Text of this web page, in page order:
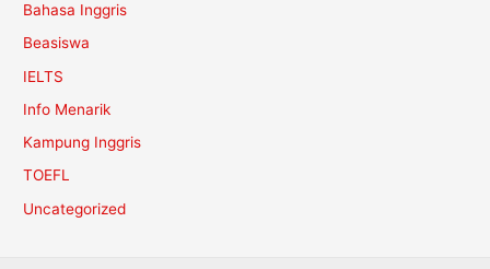
Bahasa Inggris
Beasiswa
IELTS
Info Menarik
Kampung Inggris
TOEFL
Uncategorized